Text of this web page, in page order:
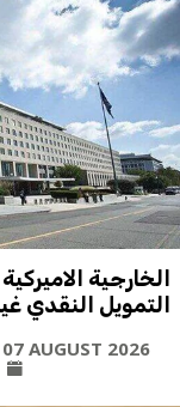
الخارجية
التمويل النقدي
07 AUGUST 2026